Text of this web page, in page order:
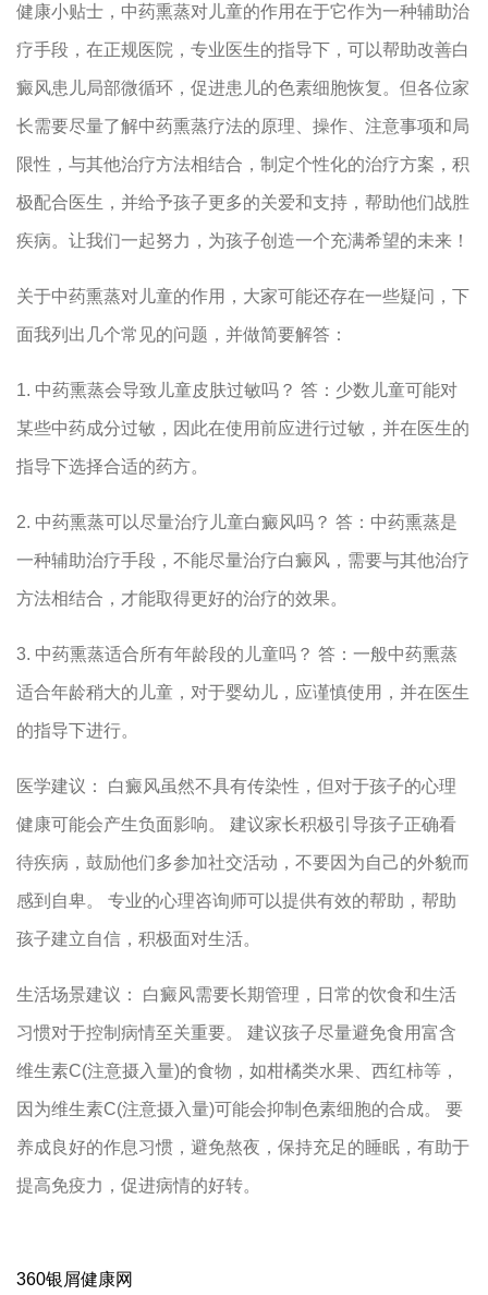
健康小贴士，中药熏蒸对儿童的作用在于它作为一种辅助治
疗手段，在正规医院，专业医生的指导下，可以帮助改善白
癜风患儿局部微循环，促进患儿的色素细胞恢复。但各位家
长需要尽量了解中药熏蒸疗法的原理、操作、注意事项和局
限性，与其他治疗方法相结合，制定个性化的治疗方案，积
极配合医生，并给予孩子更多的关爱和支持，帮助他们战胜
疾病。让我们一起努力，为孩子创造一个充满希望的未来！
关于中药熏蒸对儿童的作用，大家可能还存在一些疑问，下
面我列出几个常见的问题，并做简要解答：
1. 中药熏蒸会导致儿童皮肤过敏吗？ 答：少数儿童可能对
某些中药成分过敏，因此在使用前应进行过敏，并在医生的
指导下选择合适的药方。
2. 中药熏蒸可以尽量治疗儿童白癜风吗？ 答：中药熏蒸是
一种辅助治疗手段，不能尽量治疗白癜风，需要与其他治疗
方法相结合，才能取得更好的治疗的效果。
3. 中药熏蒸适合所有年龄段的儿童吗？ 答：一般中药熏蒸
适合年龄稍大的儿童，对于婴幼儿，应谨慎使用，并在医生
的指导下进行。
医学建议： 白癜风虽然不具有传染性，但对于孩子的心理
健康可能会产生负面影响。 建议家长积极引导孩子正确看
待疾病，鼓励他们多参加社交活动，不要因为自己的外貌而
感到自卑。 专业的心理咨询师可以提供有效的帮助，帮助
孩子建立自信，积极面对生活。
生活场景建议： 白癜风需要长期管理，日常的饮食和生活
习惯对于控制病情至关重要。 建议孩子尽量避免食用富含
维生素C(注意摄入量)的食物，如柑橘类水果、西红柿等，
因为维生素C(注意摄入量)可能会抑制色素细胞的合成。 要
养成良好的作息习惯，避免熬夜，保持充足的睡眠，有助于
提高免疫力，促进病情的好转。
360银屑健康网